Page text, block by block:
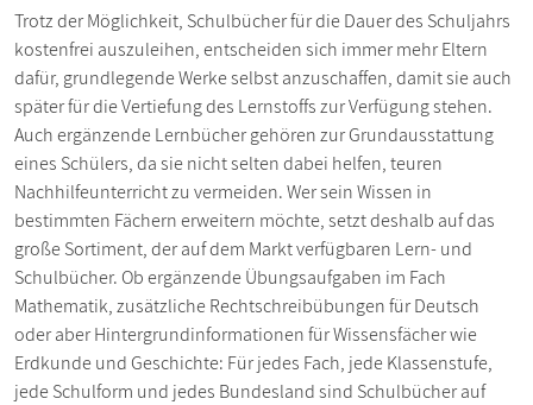
Trotz der Möglichkeit, Schulbücher für die Dauer des Schuljahrs
kostenfrei auszuleihen, entscheiden sich immer mehr Eltern
dafür, grundlegende Werke selbst anzuschaffen, damit sie auch
später für die Vertiefung des Lernstoffs zur Verfügung stehen.
Auch ergänzende Lernbücher gehören zur Grundausstattung
eines Schülers, da sie nicht selten dabei helfen, teuren
Nachhilfeunterricht zu vermeiden. Wer sein Wissen in
bestimmten Fächern erweitern möchte, setzt deshalb auf das
große Sortiment, der auf dem Markt verfügbaren Lern- und
Schulbücher. Ob ergänzende Übungsaufgaben im Fach
Mathematik, zusätzliche Rechtschreibübungen für Deutsch
oder aber Hintergrundinformationen für Wissensfächer wie
Erdkunde und Geschichte: Für jedes Fach, jede Klassenstufe,
jede Schulform und jedes Bundesland sind Schulbücher auf